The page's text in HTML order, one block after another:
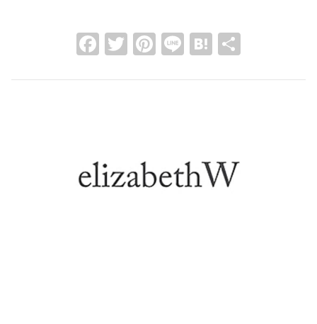
Facebook
Twitter
Pinterest
LineHatena